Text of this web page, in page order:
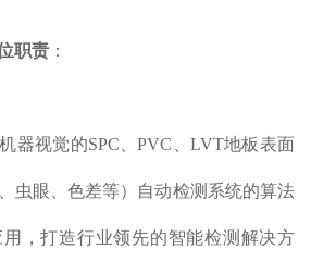
职责 ：
器视觉的SPC、PVC、LVT地板表面
虫眼、色差等）自动检测系统的算法
，打造行业领先的智能检测解决方